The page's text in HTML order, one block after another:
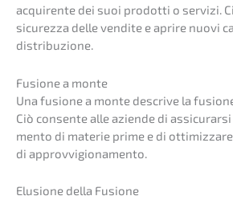
acqui­ren­te dei suoi prodot­ti o servi­zi.
sicurez­za delle vendite e aprire nuovi
distribuzione.
Fusio­ne a monte
Una fusio­ne a monte descri­ve la
Ciò consen­te alle azien­de di
men­to di materie prime e di
di approvvigionamento.
Elusio­ne della Fusione